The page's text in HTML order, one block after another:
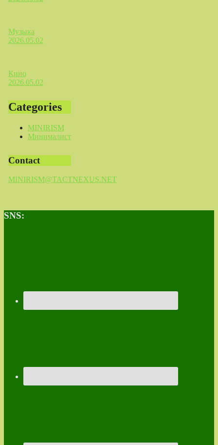
Музыка
2026.05.02
Кино
2026.05.02
Categories
MINIRISM
Минималист
Contact
MINIRISM@TACTNEXUS.NET
SNS: